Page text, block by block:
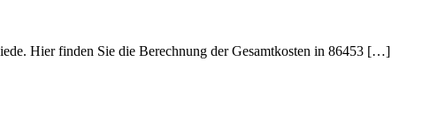
Hier finden Sie die Berechnung der Gesamtkosten in 86453 […]